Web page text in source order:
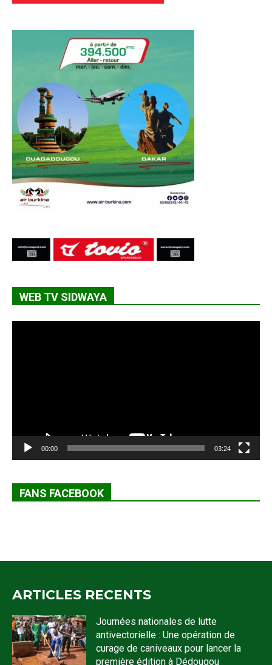
WEB TV SIDWAYA
00:00 03:24
FANS FACEBOOK
ARTICLES RECENTS
Journées nationales de lutte
antivectorielle : Une opération de
curage de caniveaux pour lancer la
première édition à Dédougou